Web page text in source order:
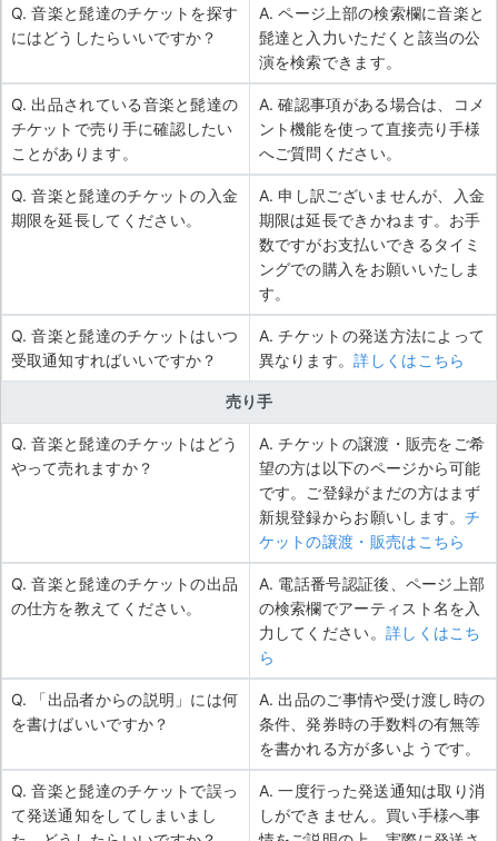
Q. 音楽と髭達のチケットを探す
にはどうしたらいいですか？
A. ページ上部の検索欄に音楽と
髭達と入力いただくと該当の公
演を検索できます。
Q. 出品されている音楽と髭達の
チケットで売り手に確認したい
ことがあります。
A. 確認事項がある場合は、コメ
ント機能を使って直接売り手様
へご質問ください。
Q. 音楽と髭達のチケットの入金
期限を延長してください。
A. 申し訳ございませんが、入金
期限は延長できかねます。お手
数ですがお支払いできるタイミ
ングでの購入をお願いいたしま
す。
Q. 音楽と髭達のチケットはいつ
受取通知すればいいですか？
A. チケットの発送方法によって
異なります。詳しくはこちら
売り手
Q. 音楽と髭達のチケットはどう
やって売れますか？
A. チケットの譲渡・販売をご希
望の方は以下のページから可能
です。ご登録がまだの方はまず
新規登録からお願いします。チ
ケットの譲渡・販売はこちら
Q. 音楽と髭達のチケットの出品
の仕方を教えてください。
A. 電話番号認証後、ページ上部
の検索欄でアーティスト名を入
力してください。 詳しくはこち
ら
Q. 「出品者からの説明」には何
を書けばいいですか？
A. 出品のご事情や受け渡し時の
条件、発券時の手数料の有無等
を書かれる方が多いようです。
Q. 音楽と髭達のチケットで誤っ
て発送通知をしてしまいまし
A. 一度行った発送通知は取り消
しができません。買い手様へ事